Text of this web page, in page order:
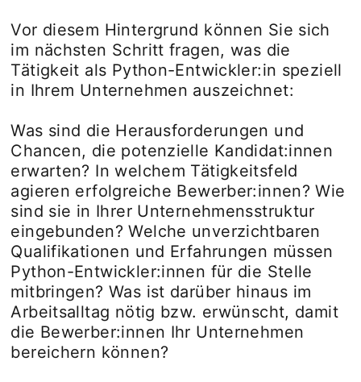
Vor diesem Hintergrund können Sie sich
im nächsten Schritt fragen, was die
Tätigkeit als Python-Entwickler:in speziell
in Ihrem Unternehmen auszeichnet:
Was sind die Herausforderungen und
Chancen, die potenzielle Kandidat:innen
erwarten? In welchem Tätigkeitsfeld
agieren erfolgreiche Bewerber:innen? Wie
sind sie in Ihrer Unternehmensstruktur
eingebunden? Welche unverzichtbaren
Qualifikationen und Erfahrungen müssen
Python-Entwickler:innen für die Stelle
mitbringen? Was ist darüber hinaus im
Arbeitsalltag nötig bzw. erwünscht, damit
die Bewerber:innen Ihr Unternehmen
bereichern können?